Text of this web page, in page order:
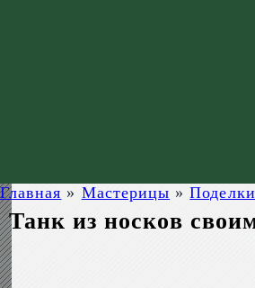
Главная » Мастерицы »
Танк из носков